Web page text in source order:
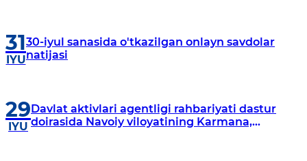
31
IYU
30-iyul sanasida o'tkazilgan onlayn savdolar
natijasi
29
IYU
Davlat aktivlari agentligi rahbariyati dastur
doirasida Navoiy viloyatining Karmana,